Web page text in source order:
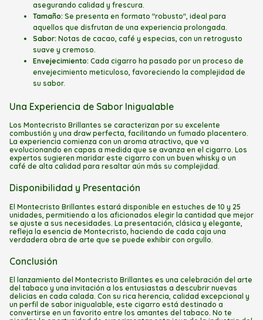
asegurando calidad y frescura.
Tamaño: Se presenta en formato "robusto", ideal para
aquellos que disfrutan de una experiencia prolongada.
Sabor: Notas de cacao, café y especias, con un retrogusto
suave y cremoso.
Envejecimiento: Cada cigarro ha pasado por un proceso de
envejecimiento meticuloso, favoreciendo la complejidad de
su sabor.
Una Experiencia de Sabor Inigualable
Los Montecristo Brillantes se caracterizan por su excelente
combustión y una draw perfecta, facilitando un fumado placentero.
La experiencia comienza con un aroma atractivo, que va
evolucionando en capas a medida que se avanza en el cigarro. Los
expertos sugieren maridar este cigarro con un buen whisky o un
café de alta calidad para resaltar aún más su complejidad.
Disponibilidad y Presentación
El Montecristo Brillantes estará disponible en estuches de 10 y 25
unidades, permitiendo a los aficionados elegir la cantidad que mejor
se ajuste a sus necesidades. La presentación, clásica y elegante,
refleja la esencia de Montecristo, haciendo de cada caja una
verdadera obra de arte que se puede exhibir con orgullo.
Conclusión
El lanzamiento del Montecristo Brillantes es una celebración del arte
del tabaco y una invitación a los entusiastas a descubrir nuevas
delicias en cada calada. Con su rica herencia, calidad excepcional y
un perfil de sabor inigualable, este cigarro está destinado a
convertirse en un favorito entre los amantes del tabaco. No te